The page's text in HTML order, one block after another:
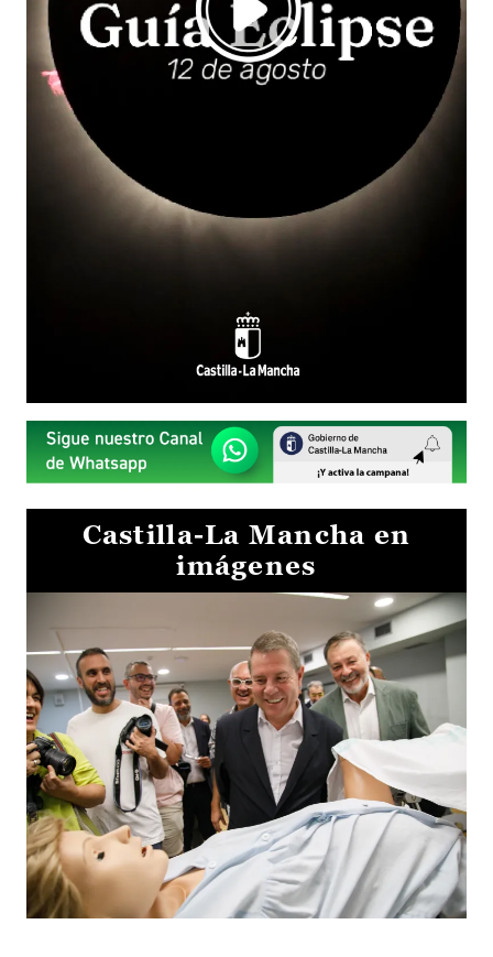
Castilla-La Mancha en
imágenes